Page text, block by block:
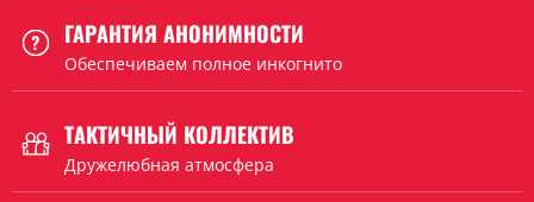
ГАРАНТИЯ АНОНИМНОСТИ
Обеспечиваем полное инкогнито
ТАКТИЧНЫЙ КОЛЛЕКТИВ
Дружелюбная атмосфера